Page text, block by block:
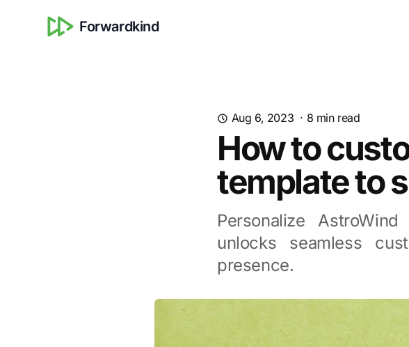
Forwardkind
Aug 6, 2023 · 8 min read
How to
template to
Personalize
unlocks seamless
presence.